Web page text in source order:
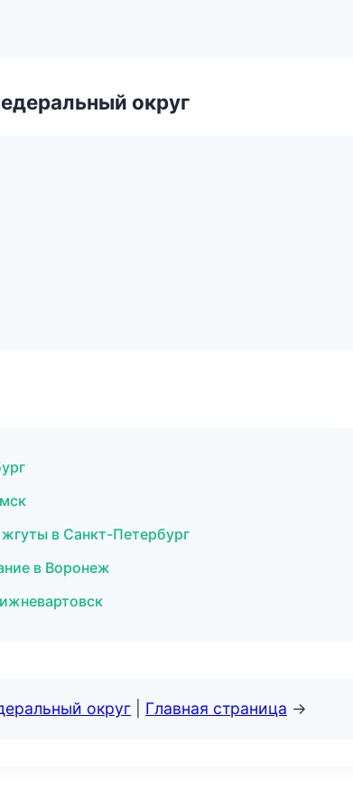
округ
в Санкт-Петербург
в Воронеж
округ Главная страница →